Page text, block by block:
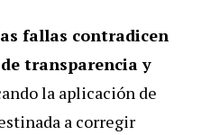
fallas contradicen
transparencia y
la aplicación de
a corregir